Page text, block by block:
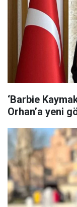
‘Barbie
Orhan’a yeni